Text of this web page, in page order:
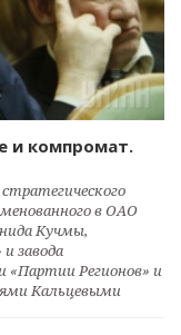
и компромат.
в ОАО
Кучмы,
завода
«Партии Регионов» и
Кальцевыми